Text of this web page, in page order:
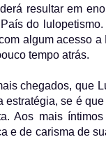
resultar em
do
algum acesso
tempo atrás.
chegados, que
se é
Aos mais
e de carisma de